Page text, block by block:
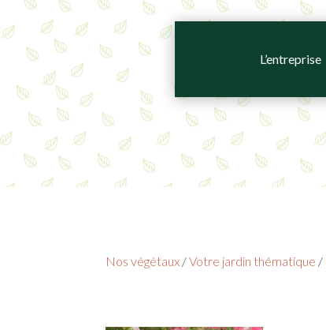
L’entreprise
Nos végétaux /Votre jardin thématique /